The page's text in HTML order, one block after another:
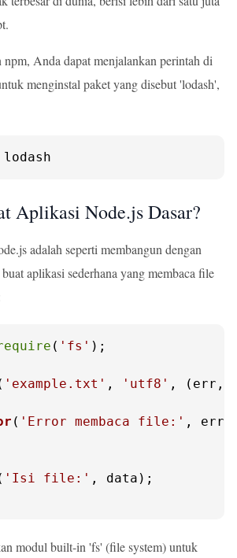
Anda dapat menjalankan perintah di
menginstal paket yang disebut 'lodash',
Aplikasi Node.js Dasar?
adalah seperti membangun dengan
aplikasi sederhana yang membaca file
( 'fs' );
'example.txt' , 'utf8' , ( err,
( 'Error membaca file:'
'Isi file:' , data);
modul built-in 'fs' (file system) untuk